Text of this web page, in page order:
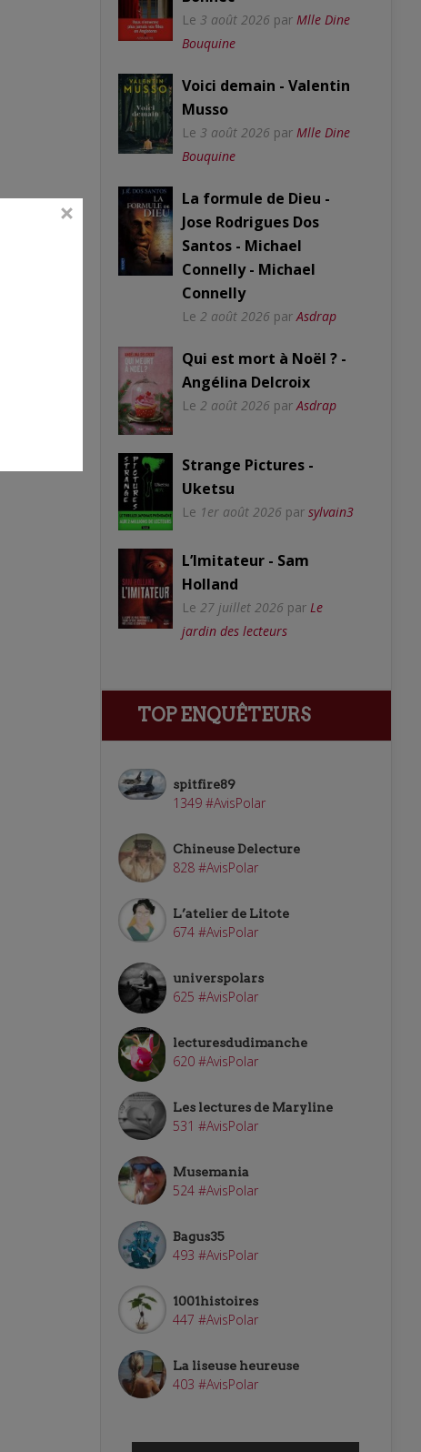
Le 3 août 2026 par Mlle Dine
Bouquine
Voici demain - Valentin
Musso
Le 3 août 2026 par Mlle Dine
Bouquine
La formule de Dieu -
Jose Rodrigues Dos
Santos - Michael
Connelly - Michael
Connelly
Le 2 août 2026 par Asdrap
Qui est mort à Noël ? -
Angélina Delcroix
Le 2 août 2026 par Asdrap
Strange Pictures -
Uketsu
Le 1er août 2026 par sylvain3
L’Imitateur - Sam
Holland
Le 27 juillet 2026 par Le
jardin des lecteurs
TOP ENQUÊTEURS
spitfire89
1349 #AvisPolar
Chineuse Delecture
828 #AvisPolar
L’atelier de Litote
674 #AvisPolar
universpolars
625 #AvisPolar
lecturesdudimanche
620 #AvisPolar
Les lectures de Maryline
531 #AvisPolar
Musemania
524 #AvisPolar
Bagus35
493 #AvisPolar
1001histoires
447 #AvisPolar
La liseuse heureuse
403 #AvisPolar